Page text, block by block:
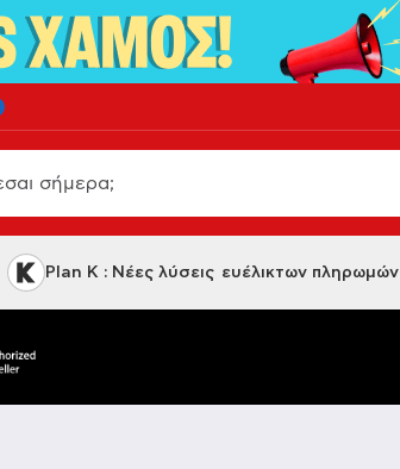
Plan K : Νέες λύσεις ευέλικτων πληρωμών